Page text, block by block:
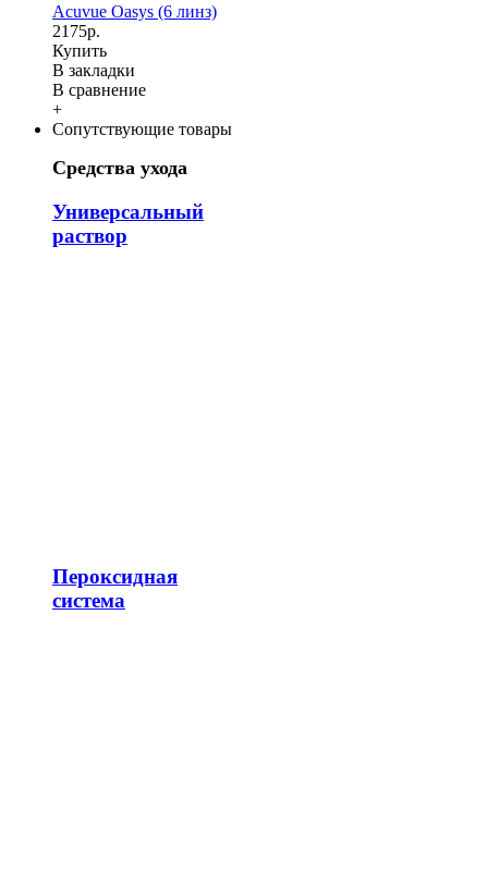
Acuvue Oasys (6 линз)
2175р.
Купить
В закладки
В сравнение
+
Сопутствующие товары
Средства ухода
Универсальный
раствор
Пероксидная
система